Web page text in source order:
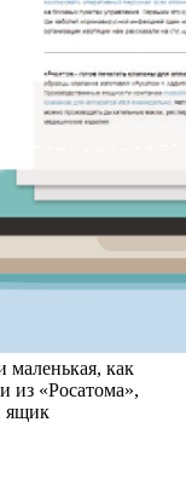
маленькая, как
из «Росатома»,
ящик